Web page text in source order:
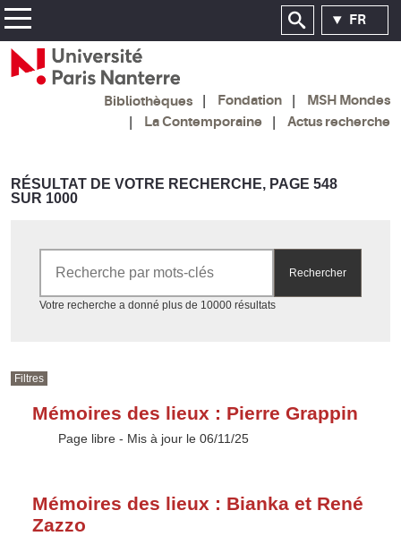
FR
Bibliothèques Fondation
MSH Mondes
La Contemporaine
Actus recherche
RÉSULTAT DE VOTRE RECHERCHE, PAGE 548
SUR 1000
Rechercher
Votre recherche a donné plus de 10000 résultatsAccéder aux résultats
Filtres
Mémoires des lieux : Pierre Grappin
Type :
Page libre - Mis à jour le 06/11/25
Mémoires des lieux : Bianka et René
Zazzo